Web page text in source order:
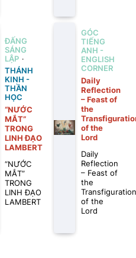
ĐẤNG
SÁNG
LẬP
THÁNH
KINH -
THẦN
HỌC
“NƯỚC
MẮT”
TRONG
LINH ĐẠO
LAMBERT
“NƯỚC
MẮT”
TRONG
LINH ĐẠO
LAMBERT
GÓC
TIẾNG
ANH -
ENGLISH
CORNER
Daily
Reflection
– Feast of
the
of the
Lord
Daily
Reflection
– Feast of
the
Transfiguration
of the
Lord